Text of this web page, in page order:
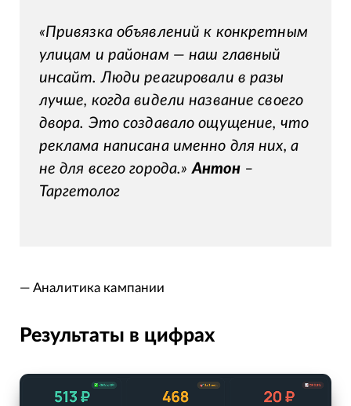
«Привязка объявлений к конкретным
улицам и районам — наш главный
инсайт. Люди реагировали в разы
лучше, когда видели название своего
двора. Это создавало ощущение, что
реклама написана именно для них, а
не для всего города.»Антон –
Таргетолог
— Аналитика кампании
Результаты в цифрах